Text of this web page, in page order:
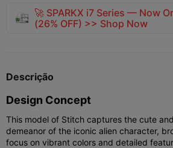
🚀 SPARKX i7 Series — Now
(26% OFF) >> Shop Now
Descrição
Design Concept
This model of Stitch captures the cute
demeanor of the iconic alien character,
focus on vibrant colors and detailed